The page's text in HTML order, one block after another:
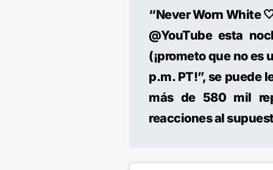
“Never Worn White
@YouTube esta
(¡prometo que no es
p.m. PT!”, se puede
más de 580 mil
reacciones al